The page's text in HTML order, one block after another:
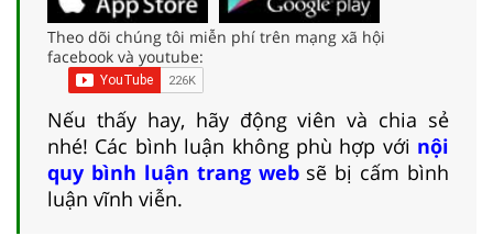
Theo dõi chúng tôi miễn phí trên mạng xã hội
facebook và youtube:
Nếu thấy hay, hãy động viên và chia sẻ
nhé! Các bình luận không phù hợp với nội
quy bình luận trang websẽ bị cấm bình
luận vĩnh viễn.